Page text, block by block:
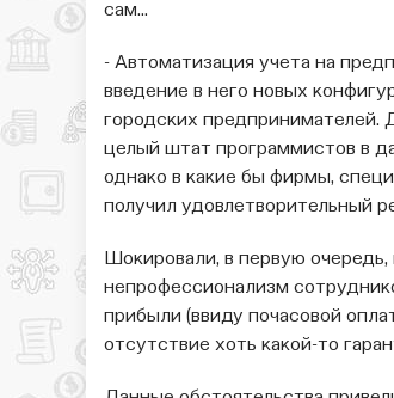
сам…
- Автоматизация учета на
введение в него новых
городских
целый штат программистов в
однако в какие бы фирмы,
получил удовлетворительный
Шокировали, в первую
непрофессионализм
прибыли (ввиду почасовой
отсутствие хоть какой-то